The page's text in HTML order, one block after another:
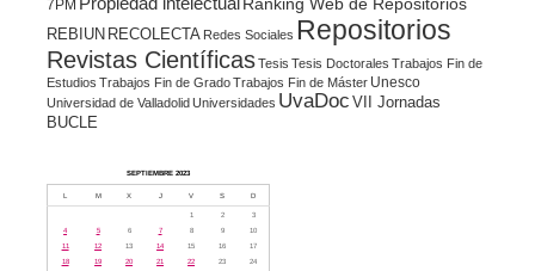
7PM
Ranking Web de Repositorios
REBIUN RECOLECTA Redes Sociales Repositorios
Revistas CientíficasTesis Tesis Doctorales Trabajos Fin de
Estudios Trabajos Fin de GradoTrabajos Fin de Máster Unesco
Universidad de Valladolid Universidades UvaDoc VII Jornadas
BUCLE
SEPTIEMBRE 2023
L M X J V S D
1 2
3
4
5 6 7 8 9
10
11
12 13 14 15 16
17
18
19 20 21 22 23
24